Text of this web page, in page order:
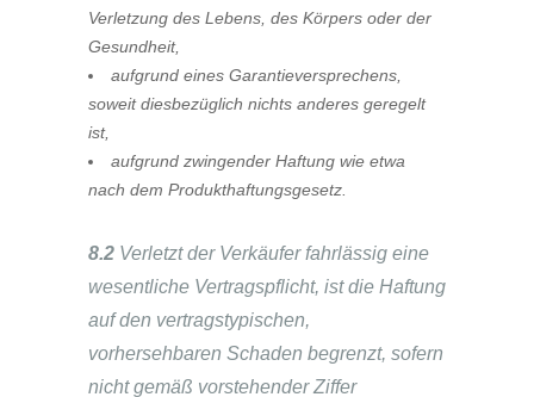
Verletzung des Lebens, des Körpers oder der
Gesundheit,
aufgrund eines Garantieversprechens,
soweit diesbezüglich nichts anderes geregelt
ist,
aufgrund zwingender Haftung wie etwa
nach dem Produkthaftungsgesetz.
8.2 Verletzt der Verkäufer fahrlässig eine
wesentliche Vertragspflicht, ist die Haftung
auf den vertragstypischen,
vorhersehbaren Schaden begrenzt, sofern
nicht gemäß vorstehender Ziffer